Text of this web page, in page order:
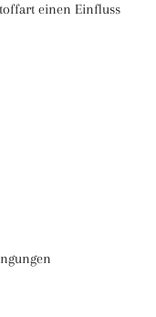
einen Einfluss